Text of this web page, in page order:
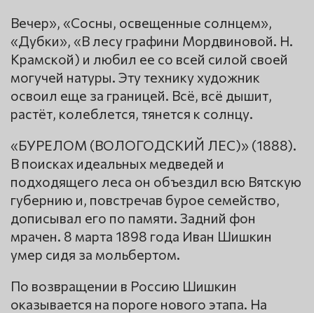
Вечер», «Сосны, освещенные солнцем»,
«Дубки», «В лесу графини Мордвиновой. Н.
Крамской) и любил ее со всей силой своей
могучей натуры. Эту технику художник
освоил еще за границей. Всё, всё дышит,
растёт, колеблется, тянется к солнцу.
«БУРЕЛОМ (ВОЛОГОДСКИЙ ЛЕС)» (1888).
В поисках идеальных медведей и
подходящего леса он объездил всю Вятскую
губернию и, повстречав бурое семейство,
дописывал его по памяти. Задний фон
мрачен. 8 марта 1898 года Иван Шишкин
умер сидя за мольбертом.
По возвращении в Россию Шишкин
оказывается на пороге нового этапа. На